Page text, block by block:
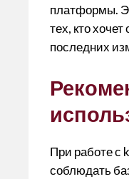
платформы.
тех, кто хочет
последних
При работе с
соблюдать